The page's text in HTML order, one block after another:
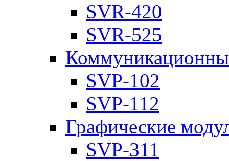
SVR-420
SVR-525
SVP-102
SVP-112
Графические
SVP-311